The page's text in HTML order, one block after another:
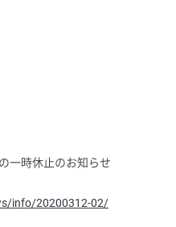
一時休止のお知らせ
info/20200312-02/